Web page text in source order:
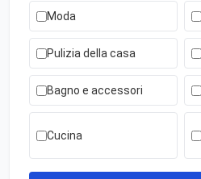
Moda
Pulizia della casa
Bagno e accessori
Cucina